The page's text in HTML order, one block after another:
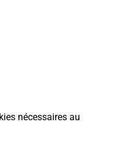
nécessaires au